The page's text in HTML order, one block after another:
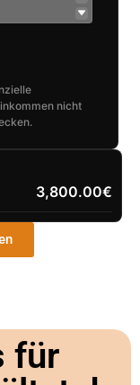
nicht
3,800.00€
für